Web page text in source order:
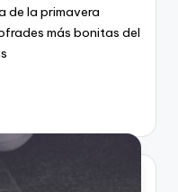
de la primavera
más bonitas del